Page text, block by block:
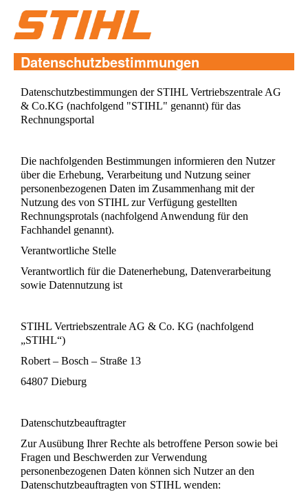
Zum Inhalt wechseln
Datenschutzbestimmungen
Datenschutzbestimmungen der STIHL Vertriebszentrale AG
& Co.KG (nachfolgend "STIHL" genannt) für das
Rechnungsportal
Die nachfolgenden Bestimmungen informieren den Nutzer
über die Erhebung, Verarbeitung und Nutzung seiner
personenbezogenen Daten im Zusammenhang mit der
Nutzung des von STIHL zur Verfügung gestellten
Rechnungsprotals (nachfolgend Anwendung für den
Fachhandel genannt).
Verantwortliche Stelle
Verantwortlich für die Datenerhebung, Datenverarbeitung
sowie Datennutzung ist
STIHL Vertriebszentrale AG & Co. KG (nachfolgend
„STIHL“)
Robert – Bosch – Straße 13
64807 Dieburg
Datenschutzbeauftragter
Zur Ausübung Ihrer Rechte als betroffene Person sowie bei
Fragen und Beschwerden zur Verwendung
personenbezogenen Daten können sich Nutzer an den
Datenschutzbeauftragten von STIHL wenden: